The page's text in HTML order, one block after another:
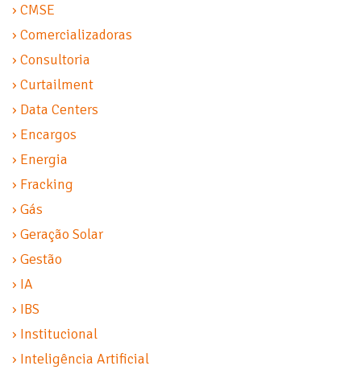
› CMSE
› Comercializadoras
› Consultoria
› Curtailment
› Data Centers
› Encargos
› Energia
› Fracking
› Gás
› Geração Solar
› Gestão
› IA
› IBS
› Institucional
› Inteligência Artificial